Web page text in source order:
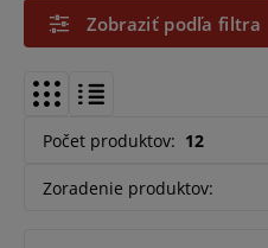
Zobraziť podľa filtra
Počet produktov: 12
Zoradenie produktov: